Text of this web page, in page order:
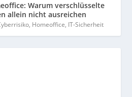
Warum verschlüsselte
allein nicht ausreichen
, Homeoffice, IT-Sicherheit